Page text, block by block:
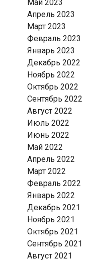
Май 2023
Апрель 2023
Март 2023
Февраль 2023
Январь 2023
Декабрь 2022
Ноябрь 2022
Октябрь 2022
Сентябрь 2022
Август 2022
Июль 2022
Июнь 2022
Май 2022
Апрель 2022
Март 2022
Февраль 2022
Январь 2022
Декабрь 2021
Ноябрь 2021
Октябрь 2021
Сентябрь 2021
Август 2021